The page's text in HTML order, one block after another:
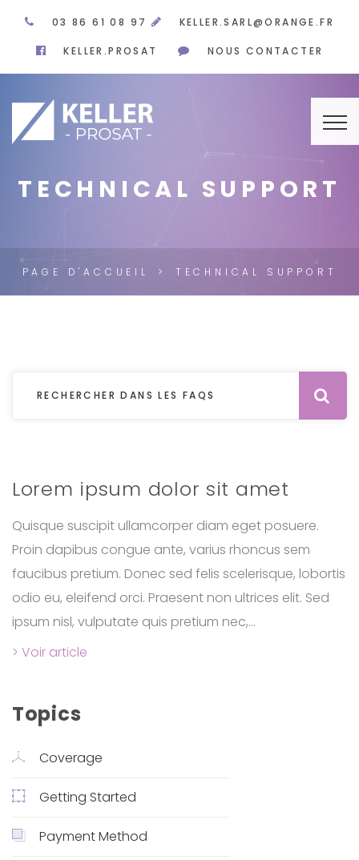
03 86 61 08 97 KELLER.SARL@ORANGE.FR
KELLER.PROSAT NOUS CONTACTER
TECHNICAL SUPPORT
PAGE D'ACCUEIL TECHNICAL SUPPORT
Lorem ipsum dolor sit amet
Quisque suscipit ullamcorper diam eget posuere.
Proin dapibus congue ante, varius rhoncus sem
faucibus pretium. Donec sed felis scelerisque, lobortis
odio eu, eleifend orci. Praesent non ultrices elit. Sed
ipsum nisl, vulputate quis pretium nec,...
> Voir article
Topics
Coverage
Getting Started
Payment Method